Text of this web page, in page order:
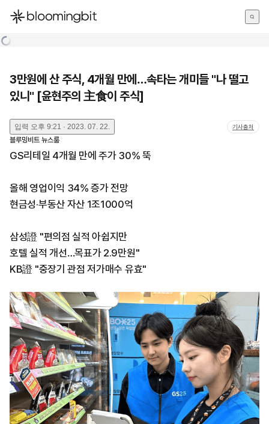
한국어
3만원에 산 주식, 4개월 만에…속타는 개미들 "나 떨고
있니" [윤현주의 主食이 주식]
입력 오후 9:21 · 2023. 07. 22. 기사출처
블루밍비트 뉴스룸
GS리테일 4개월 만에 주가 30% 뚝
올해 영업이익 34% 증가 전망
현금성·부동산 자산 1조1000억
삼성證 "편의점 실적 아쉽지만
호텔 실적 개선…목표가 2.9만원"
KB證 "중장기 관점 저가매수 유효"